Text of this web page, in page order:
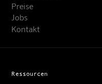
Preise
Jobs
Kontakt
Ressourcen